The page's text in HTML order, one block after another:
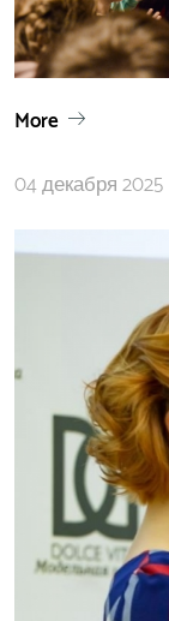
More
04 декабря 2025